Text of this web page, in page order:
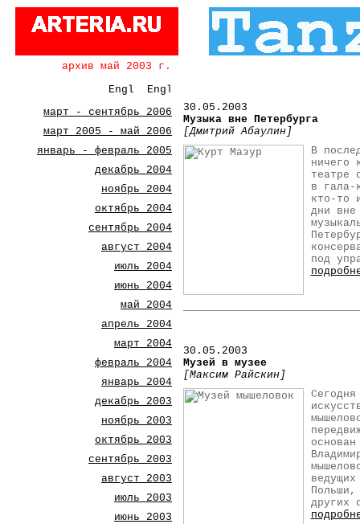
архив май 2003 г.
март - сентябрь 2006
март 2005 - май 2006
январь - февраль 2005
декабрь 2004
ноябрь 2004
октябрь 2004
сентябрь 2004
август 2004
июль 2004
июнь 2004
май 2004
апрель 2004
март 2004
февраль 2004
январь 2004
декабрь 2003
ноябрь 2003
октябрь 2003
сентябрь 2003
август 2003
июль 2003
июнь 2003
30 .05.2003
Музыка вне Петербурга
[Дмитрий Абаулин]
В
ничего
театре
в гала-
кто-то
дни
под
30 .05.2003
Музей в музее
[Максим Райскин]
других